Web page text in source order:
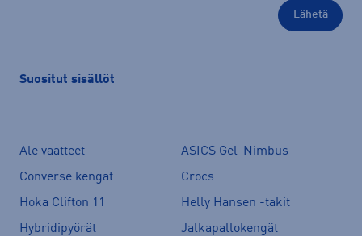
Suositut sisällöt
Ale vaatteet
ASICS Gel-Nimbus
Converse kengät
Crocs
Hoka Clifton 11
Helly Hansen -takit
Hybridipyörät
Jalkapallokengät